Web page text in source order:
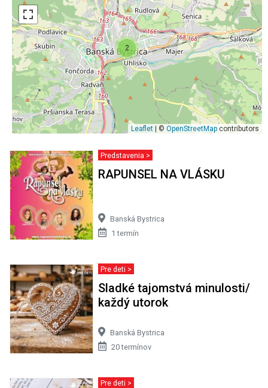
2
Leaflet | © OpenStreetMap contributors
Predstavenia >
RAPUNSEL NA VLÁSKU
Banská Bystrica
1 termín
Pre deti >
Sladké tajomstvá minulosti/
každý utorok
Banská Bystrica
20 termínov
Pre deti >